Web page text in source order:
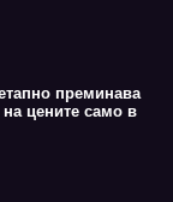
преминава
цените само в